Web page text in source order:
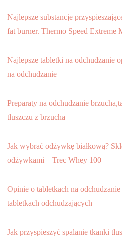
Najlepsze substancje
fat burner. Thermo Speed Extreme
Najlepsze tabletki na odchudzanie
na odchudzanie
Preparaty na odchudzanie
tłuszczu z brzucha
Jak wybrać odżywkę białkową?
odżywkami – Trec Whey 100
Opinie o tabletkach na
tabletkach odchudzających
Jak przyspieszyć spalanie tkanki